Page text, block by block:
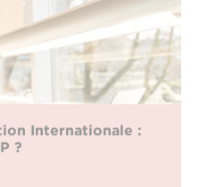
Internationale :
?